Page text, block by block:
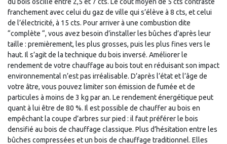
franchement avec celui du gaz de ville qui s’élève à 8 cts, et celui
de l’électricité, à 15 cts. Pour arriver à une combustion dite
“complète “, vous avez besoin d’installer les bûches d’après leur
taille : premièrement, les plus grosses, puis les plus fines vers le
haut. Il s’agit de la technique du bois inversé. Améliorer le
rendement de votre chauffage au bois tout en réduisant son impact
environnemental n’est pas irréalisable. D’après l’état et l’âge de
votre âtre, vous pouvez limiter son émission de fumée et de
particules à moins de 3 kg par an. Le rendement énergétique peut
quant à lui être de 80 %. Il est possible de chauffer au bois en
empêchant la coupe d’arbres sur pied : il faut préférer le bois
densifié au bois de chauffage classique. Plus d’hésitation entre les
bûches compressées et un bois de chauffage traditionnel. Elles